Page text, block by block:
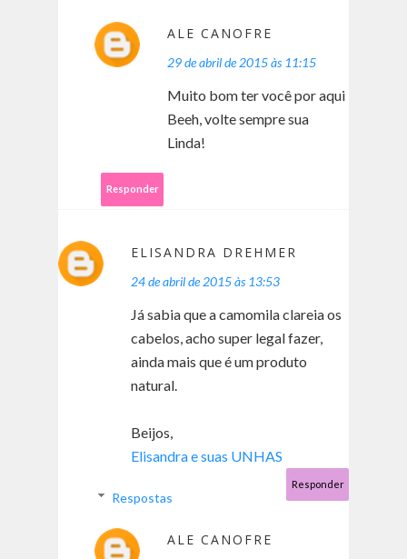
ALE CANOFRE
29 de abril de 2015 às 11:15
Muito bom ter você por aqui
Beeh, volte sempre sua
Linda!
Responder
ELISANDRA DREHMER
24 de abril de 2015 às 13:53
Já sabia que a camomila clareia os
cabelos, acho super legal fazer,
ainda mais que é um produto
natural.
Beijos,
Elisandra e suas UNHAS
Responder
Respostas
ALE CANOFRE